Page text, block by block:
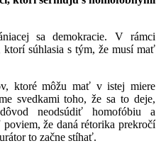
sa demokracie. V rámci
súhlasia s tým, že musí mať
ktoré môžu mať v istej miere
svedkami toho, že sa to deje,
neodsúdiť homofóbiu a
že daná rétorika prekročí
to začne stíhať.